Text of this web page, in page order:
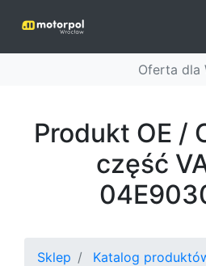
Oferta dla
Produkt OE /
część
Sklep
Katalog